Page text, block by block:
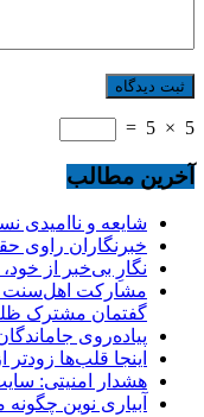
5
×
5
=
آخرین مطالب
شایعه و ناامیدی
خبرنگاران راوی
نگارِ بی‌خبر از
مشارکت اهل‌سنت و
گفتمان مشترک
پیاده‌روی
اینجا قلب‌ها زودتر
هشدار امنیتی:
آبیاری نوین